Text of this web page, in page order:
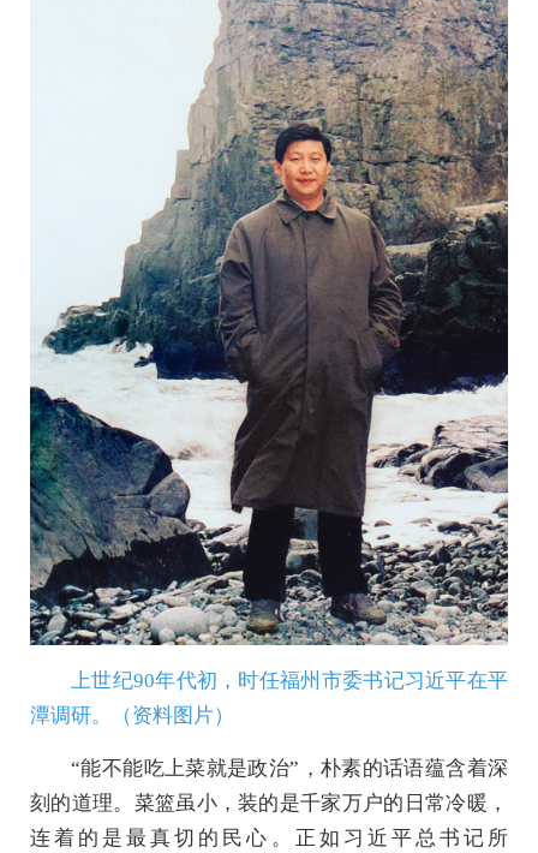
上世纪90年代初，时任福州市委书记习近平在平
潭调研。（资料图片）
“能不能吃上菜就是政治”，朴素的话语蕴含着深
刻的道理。菜篮虽小，装的是千家万户的日常冷暖，
连着的是最真切的民心。正如习近平总书记所